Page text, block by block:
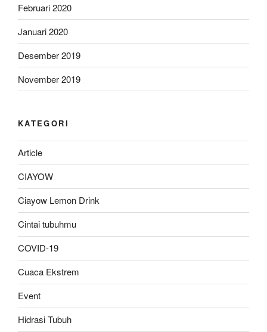
Februari 2020
Januari 2020
Desember 2019
November 2019
KATEGORI
Article
CIAYOW
Ciayow Lemon Drink
Cintai tubuhmu
COVID-19
Cuaca Ekstrem
Event
Hidrasi Tubuh